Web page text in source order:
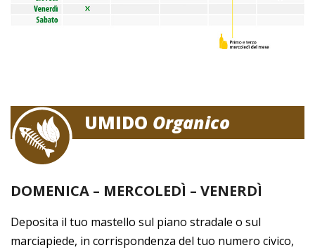
UMIDO Organico
DOMENICA – MERCOLEDÌ – VENERDÌ
Deposita il tuo mastello sul piano stradale o sul
marciapiede, in corrispondenza del tuo numero civico,